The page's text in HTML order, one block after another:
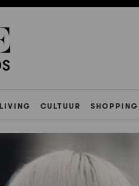
LIVING CULTUUR SHOPPING